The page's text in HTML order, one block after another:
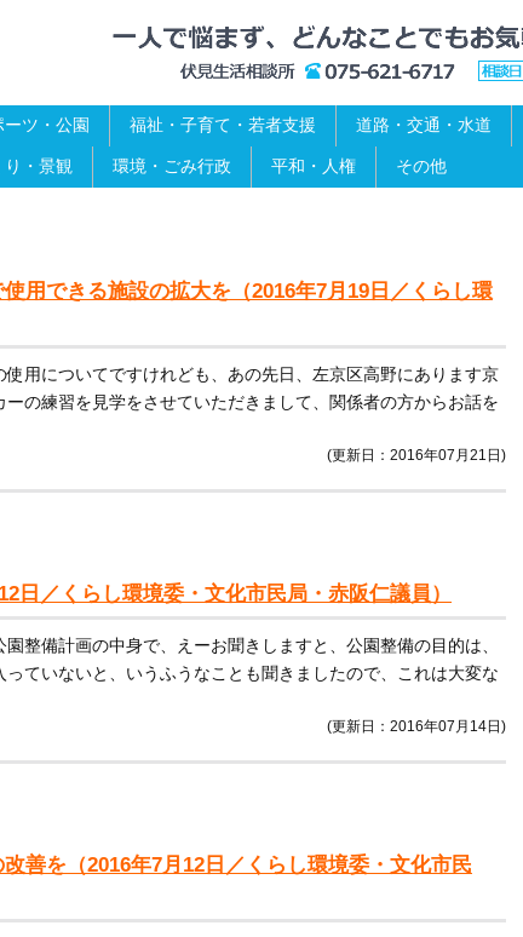
ツ・公園 福祉・子育て・若者支援 道路・交通・水道
り・景観 環境・ごみ行政 平和・人権 その他
用できる施設の拡大を（2016年7月19日／くらし環
用についてですけれども、あの先日、左京区高野にあります京
の練習を見学をさせていただきまして、関係者の方からお話を
(更新日：2016年07月21日)
日／くらし環境委・文化市民局・赤阪仁議員）
整備計画の中身で、えーお聞きしますと、公園整備の目的は、
ていないと、いうふうなことも聞きましたので、これは大変な
(更新日：2016年07月14日)
善を（2016年7月12日／くらし環境委・文化市民